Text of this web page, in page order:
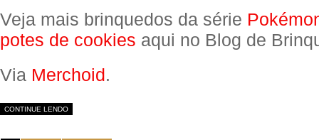
Veja mais brinquedos da série
potes de cookies aqui no Blog de
Via Merchoid.
CONTINUE LENDO